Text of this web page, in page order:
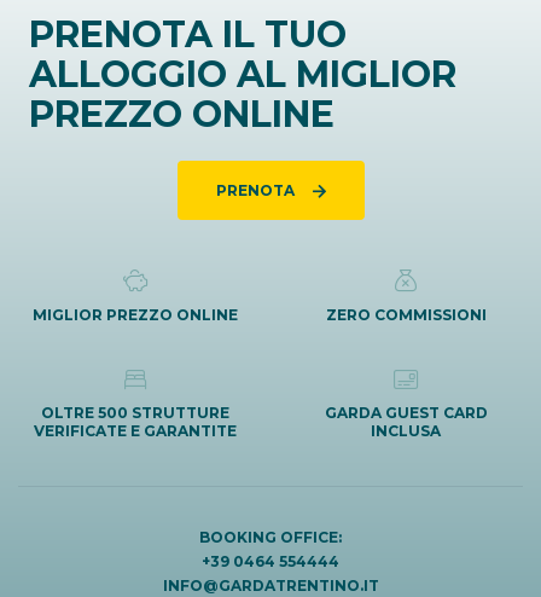
PRENOTA IL TUO
ALLOGGIO AL MIGLIOR
PREZZO ONLINE
PRENOTA
MIGLIOR PREZZO ONLINE ZERO COMMISSIONI
OLTRE 500 STRUTTURE
VERIFICATE E GARANTITE
GARDA GUEST CARD
INCLUSA
BOOKING OFFICE:
+39 0464 554444
INFO@GARDATRENTINO.IT